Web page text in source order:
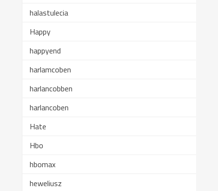
halastulecia
Happy
happyend
harlamcoben
harlancobben
harlancoben
Hate
Hbo
hbomax
heweliusz